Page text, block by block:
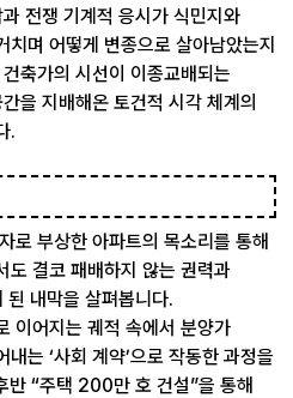
전쟁 기계적 응시가 식민지와
치며 어떻게 변종으로 살아남았는지
축가의 시선이 이종교배되는
을 지배해온 토건적 시각 체계의
.
로 부상한 아파트의 목소리를 통해
도 결코 패배하지 않는 권력과
된 내막을 살펴봅니다.
이어지는 궤적 속에서 분양가
는 ‘사회 계약’으로 작동한 과정을
“주택 200만 호 건설”을 통해